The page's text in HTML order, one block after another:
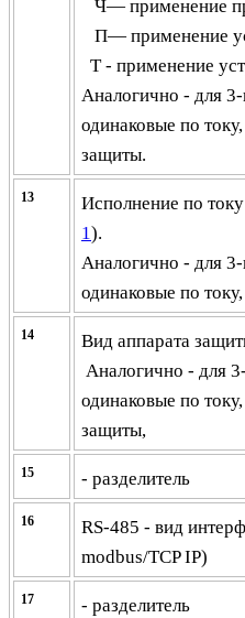
Ч— применение
П— применение
Т - применение
Аналогично - для
одинаковые по
защиты.
13
Исполнение по
1).
Аналогично - для
одинаковые по
14
Вид аппарата
Аналогично - для
одинаковые по
защиты,
15 - разделитель
16
RS-485 - вид
modbus/TCP IP)
17 - разделитель